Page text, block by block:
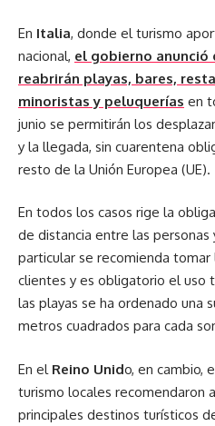
En Italia, donde el turismo
nacional, el gobierno anunció
reabrirán playas, bares,
minoristas y peluquerías en
junio se permitirán los
y la llegada, sin cuarentena
resto de la Unión Europea (UE).
En todos los casos rige la
de distancia entre las
particular se recomienda
clientes y es obligatorio el uso
las playas se ha ordenado una
metros cuadrados para cada
En el Reino Unido, en cambio,
turismo locales recomendaron
principales destinos turísticos